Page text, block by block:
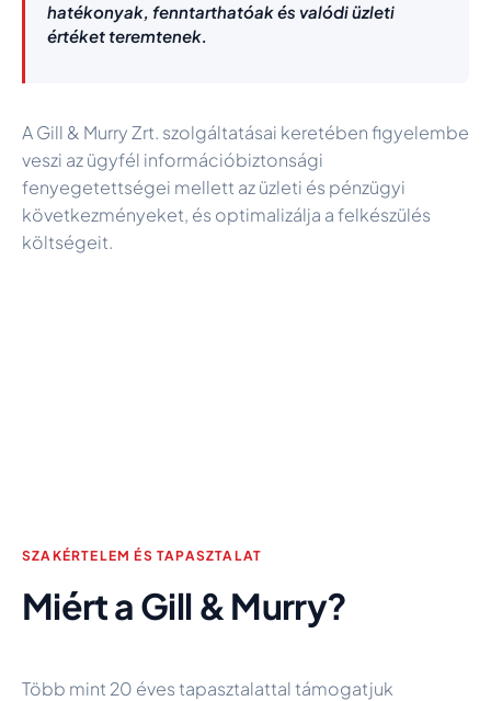
hatékonyak, fenntarthatóak és valódi üzleti
értéket teremtenek.
A Gill & Murry Zrt. szolgáltatásai keretében figyelembe
veszi az ügyfél információbiztonsági
fenyegetettségei mellett az üzleti és pénzügyi
következményeket, és optimalizálja a felkészülés
költségeit.
SZAKÉRTELEM ÉS TAPASZTALAT
Miért a Gill & Murry?
Több mint 20 éves tapasztalattal támogatjuk